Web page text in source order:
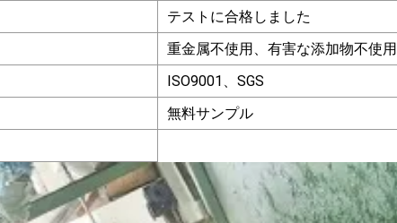
テストに合格しました
重金属不使用、有害な添加物不使用
ISO9001、SGS
無料サンプル